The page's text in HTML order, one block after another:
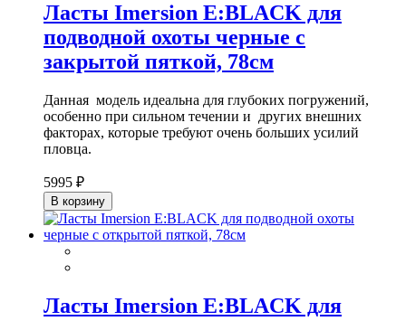
Ласты Imersion E:BLACK для
подводной охоты черные с
закрытой пяткой, 78см
Данная модель идеальна для глубоких погружений,
особенно при сильном течении и других внешних
факторах, которые требуют очень больших усилий
пловца.
5995 ₽
В корзину
Ласты Imersion E:BLACK для